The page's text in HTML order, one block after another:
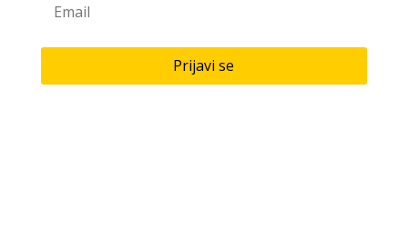
Prijavi se